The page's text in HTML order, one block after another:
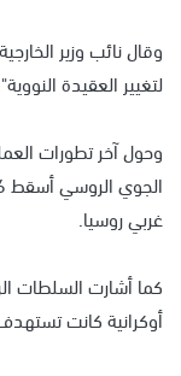
وقال نائب وزير
لتغيير العقيدة
وحول آخر تطورات
غربي روسيا.
أوكرانية كانت